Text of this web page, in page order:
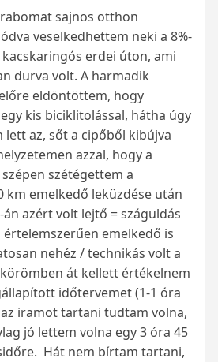
sajnos otthon
veselkedhettem neki a 8%-
erdei úton, ami
durva volt. A harmadik
eldöntöttem, hogy
kis biciklitolással, hátha úgy
lett az, sőt a cipőből kibújva
azzal, hogy a
szétégettem a
km emelkedő leküzdése után
azért volt lejtő = száguldás
értelemszerűen emelkedő is
nehéz / technikás volt a
át kellett értékelnem
időtervemet (1-1 óra
az iramot tartani tudtam volna,
jó lettem volna egy 3 óra 45
Hát nem bírtam tartani,